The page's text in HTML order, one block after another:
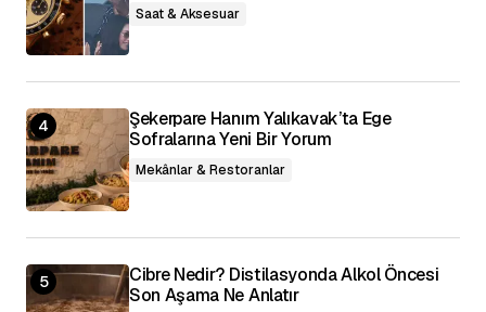
Saat & Aksesuar
Şekerpare Hanım Yalıkavak’ta Ege
Sofralarına Yeni Bir Yorum
Mekânlar & Restoranlar
Cibre Nedir? Distilasyonda Alkol Öncesi
Son Aşama Ne Anlatır